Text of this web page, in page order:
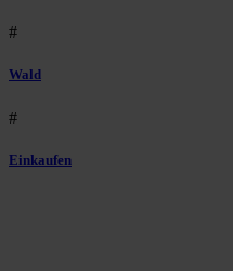
#
Wald
#
Einkaufen